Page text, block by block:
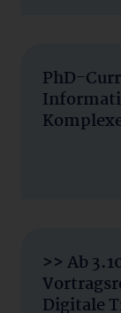
PhD-
>> Ab
Digitale